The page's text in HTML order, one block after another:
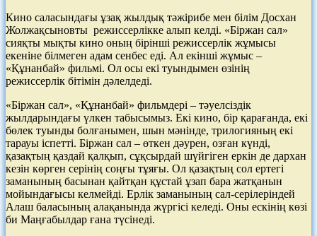
Кино саласындағы ұзақ жылдық тәжірибе мен білім Досхан
Жолжақсыновты режиссерлікке алып келді. «Біржан сал»
сияқты мықты кино оның бірінші режиссерлік жұмысы
екеніне білмеген адам сенбес еді. Ал екінші жұмыс –
«Құнанбай» фильмі. Ол осы екі туындымен өзінің
режиссерлік бітімін дәлелдеді.
«Біржан сал», «Құнанбай» фильмдері – тәуелсіздік
жылдарындағы үлкен табысымыз. Екі кино, бір қарағанда, екі
бөлек туынды болғанымен, шын мәнінде, трилогияның екі
тарауы іспетті. Біржан сал – өткен дәурен, озған күнді,
қазақтың қаздай қалқып, сұқсырдай шүйгіген еркін де дархан
кезін көрген серінің соңғы тұяғы. Ол қазақтың сол ертегі
заманының басынан қайтқан құстай ұзап бара жатқанын
мойындағысы келмейді. Ерлік заманының сал-серілеріндей
Алаш баласының алақанында жүргісі келеді. Оны ескінің көзі
би Маңғабылдар ғана түсінеді.